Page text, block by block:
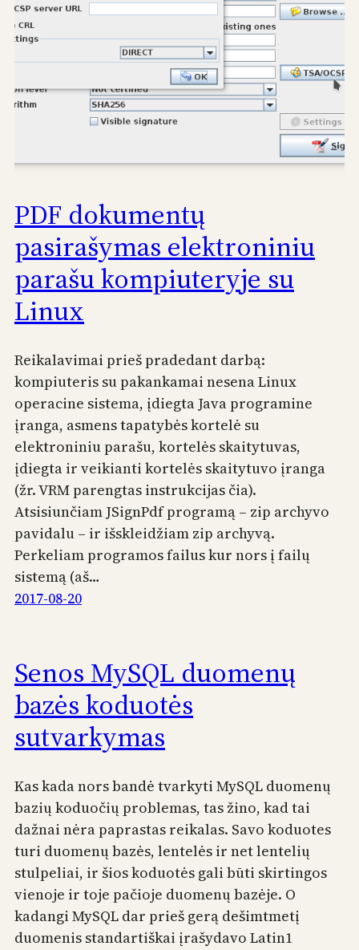
PDF dokumentų
pasirašymas elektroniniu
parašu kompiuteryje su
Linux
Reikalavimai prieš pradedant darbą:
kompiuteris su pakankamai nesena Linux
operacine sistema, įdiegta Java programine
įranga, asmens tapatybės kortelė su
elektroniniu parašu, kortelės skaitytuvas,
įdiegta ir veikianti kortelės skaitytuvo įranga
(žr. VRM parengtas instrukcijas čia).
Atsisiunčiam JSignPdf programą – zip archyvo
pavidalu – ir išskleidžiam zip archyvą.
Perkeliam programos failus kur nors į failų
sistemą (aš…
2017-08-20
Senos MySQL duomenų
bazės koduotės
sutvarkymas
Kas kada nors bandė tvarkyti MySQL duomenų
bazių koduočių problemas, tas žino, kad tai
dažnai nėra paprastas reikalas. Savo koduotes
turi duomenų bazės, lentelės ir net lentelių
stulpeliai, ir šios koduotės gali būti skirtingos
vienoje ir toje pačioje duomenų bazėje. O
kadangi MySQL dar prieš gerą dešimtmetį
duomenis standartiškai įrašydavo Latin1